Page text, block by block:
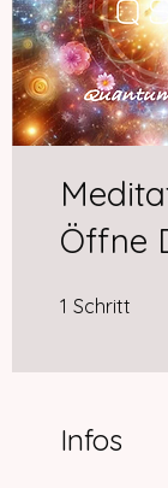
Öffne
1 Schritt
Infos